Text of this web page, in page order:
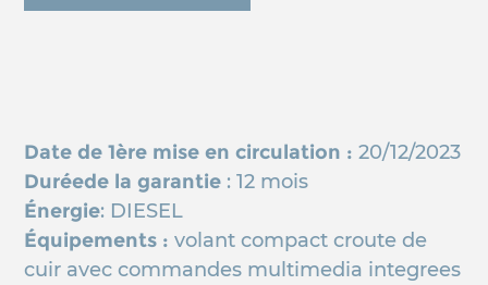
Date de 1ère mise en circulation :20/12/2023
Duréede la garantie : 12 mois
Énergie: DIESEL
Équipements :volant compact croute de
cuir avec commandes multimedia integrees